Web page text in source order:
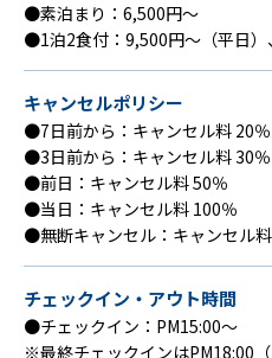
●素泊まり：6,500円〜
●1泊2食付：9,500円〜（平日）
キャンセルポリシー
●7日前から：キャンセル料 20％
●3日前から：キャンセル料 30％
●前日：キャンセル料 50％
●当日：キャンセル料 100％
●無断キャンセル：キャンセル
チェックイン・アウト時間
●チェックイン：PM15:00〜
※最終チェックインはPM18:00（